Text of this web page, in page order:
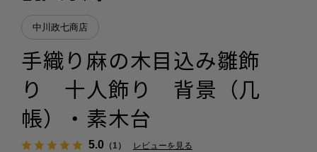
中川政七商店
手織り麻の木目込み雛飾
り 十人飾り 背景（几
帳）・素木台
5.0（1） レビューを見る